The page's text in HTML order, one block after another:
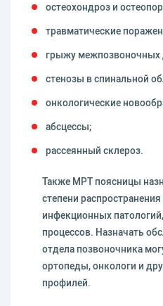
остеохондроз и
травматические
грыжу межпозвоночных
стенозы в спинальной
онкологические
абсцессы;
рассеянный склероз.
Также МРТ поясницы
степени
инфекционных
процессов. Назначать
отдела позвоночника
ортопеды, онкологи и
профилей.